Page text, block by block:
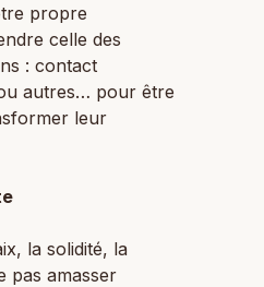
propre
celle des
: contact
autres… pour être
leur
la solidité, la
pas amasser